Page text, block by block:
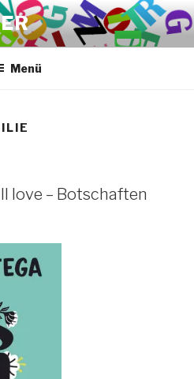
Menü
love – Botschaften